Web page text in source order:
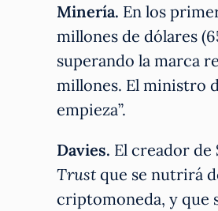
Minería. En los
millones de dólares
superando la marca
millones. El ministro
empieza”.
Davies. El creador de
Trustque se nutrirá
criptomoneda, y que